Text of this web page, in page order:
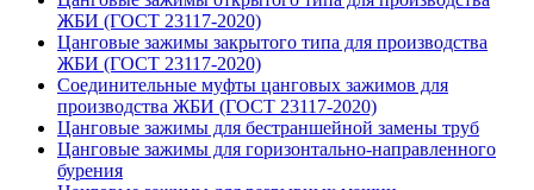
ЖБИ (ГОСТ 23117-2020)
Цанговые зажимы закрытого типа для производства
ЖБИ (ГОСТ 23117-2020)
Соединительные муфты цанговых зажимов для
производства ЖБИ (ГОСТ 23117-2020)
Цанговые зажимы для бестраншейной замены труб
Цанговые зажимы для горизонтально-направленного
бурения